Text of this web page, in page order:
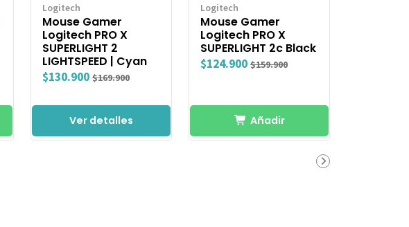
Logitech
Mouse Gamer
Logitech PRO X
SUPERLIGHT 2
LIGHTSPEED | Cyan
$130.900 $169.900
Ver detalles
Logitech
Mouse Gamer
Logitech PRO X
SUPERLIGHT 2c Black
$124.900 $159.900
Añadir